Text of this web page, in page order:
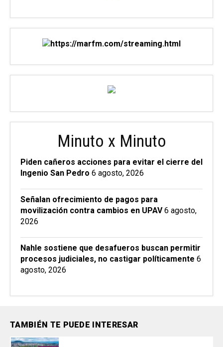
Minuto x Minuto
Piden cañeros acciones para evitar el cierre del
Ingenio San Pedro 6 agosto, 2026
Señalan ofrecimiento de pagos para
movilización contra cambios en UPAV 6 agosto,
2026
Nahle sostiene que desafueros buscan permitir
procesos judiciales, no castigar políticamente 6
agosto, 2026
TAMBIÉN TE PUEDE INTERESAR